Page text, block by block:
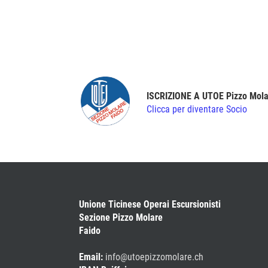
ISCRIZIONE A UTOE Pizzo
Clicca per diventare Socio
Unione Ticinese Operai Escursionisti
Sezione Pizzo Molare
Faido
Email: info@utoepizzomolare.ch